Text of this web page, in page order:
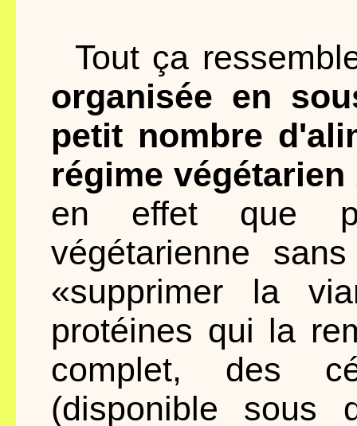
Tout ça
organisée en
petit nombre
régime
en effet que
végétarienne
«supprimer la
protéines qui la
complet, des
(disponible sous